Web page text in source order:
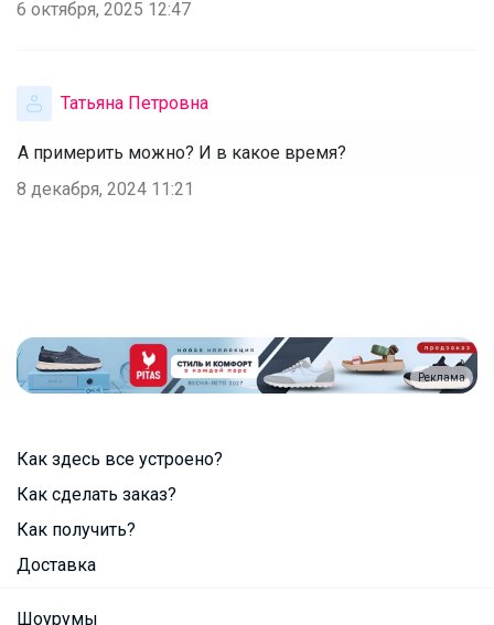
6 октября, 2025 12:47
Татьяна Петровна
А примерить можно? И в какое время?
8 декабря, 2024 11:21
Реклама
Как здесь все устроено?
Как сделать заказ?
Как получить?
Доставка
Шоурумы